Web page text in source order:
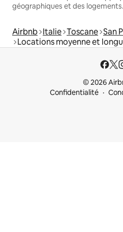
géographiques et des logements.
Airbnb Italie Toscane San
Locations moyenne et
© 2026
Confidentialité